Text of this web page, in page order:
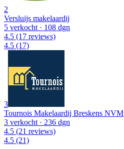
2
Versluijs makelaardij
5 verkocht· 108 dgn
4.5 (17 reviews)
4.5 (17)
3
Tournois Makelaardij Breskens NVM
3 verkocht · 236 dgn
4.5 (21 reviews)
4.5 (21)